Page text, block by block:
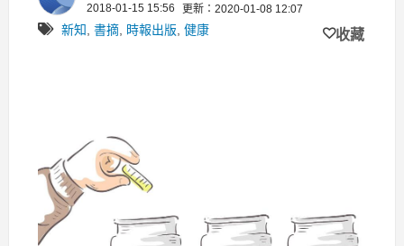
2018-01-15 15:56 更新：2020-01-08 12:07
新知 書摘 時報出版 健康 收藏